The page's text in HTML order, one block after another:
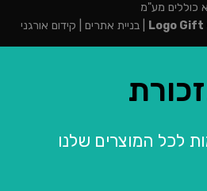
כוללים מע"מ
Logo Gift
|בניית אתרים קידום אורגני
לכל המוצרים שלנו